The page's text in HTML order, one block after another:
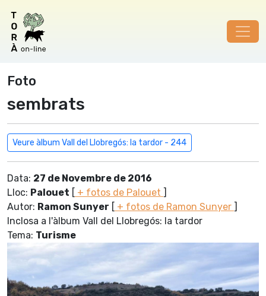
Foto
sembrats
Veure àlbum Vall del Llobregós: la tardor - 244
Data: 27 de Novembre de 2016
Lloc: Palouet [ + fotos de Palouet ]
Autor: Ramon Sunyer [ + fotos de Ramon Sunyer ]
Inclosa a l'àlbum Vall del Llobregós: la tardor
Tema: Turisme